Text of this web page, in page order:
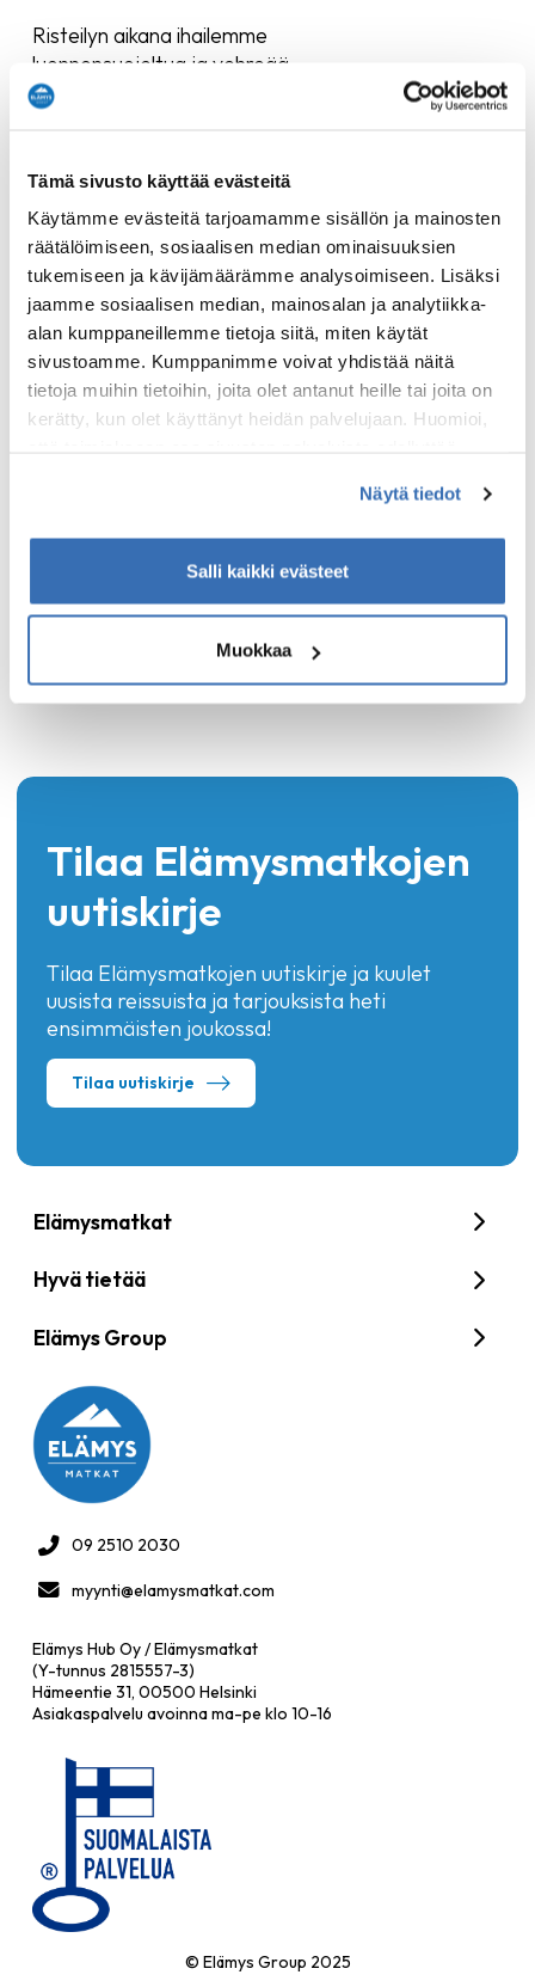
Tämä sivusto käyttää evästeitä
Käytämme evästeitä tarjoamamme sisällön ja mainosten
räätälöimiseen, sosiaalisen median ominaisuuksien
tukemiseen ja kävijämäärämme analysoimiseen. Lisäksi
jaamme sosiaalisen median, mainosalan ja analytiikka-
alan kumppaneillemme tietoja siitä, miten käytät
sivustoamme. Kumppanimme voivat yhdistää näitä
tietoja muihin tietoihin, joita olet antanut heille tai joita on
kerätty, kun olet käyttänyt heidän palvelujaan. Huomioi,
Näytä tiedot
Salli kaikki evästeet
Muokkaa
Risteilyn aikana ihailemme
luonnonsuojeltua ja vehreää
Ruissaloa sekä muita Turun ja
aurinkokannen baarissa
auringonpaisteessa – täydellinen
hetki rentoutumiseen ja
maisemien ihailuun.
Saapuessamme Naantaliin voit
kurkata, liehuuko lippu Presidentin
kesäasunnolla – se kertoo, jos
valtakunnan päämies on paikalla.
Naantali on täydellinen
vanhassakaupungissa.
yksisuuntainen risteily – se on
kesäinen elämys merellä.
Tilaa Elämysmatkojen
uutiskirje
Tilaa Elämysmatkojen uutiskirje ja kuulet
uusista reissuista ja tarjouksista heti
ensimmäisten joukossa!
Tilaa uutiskirje
Elämysmatkat
Hyvä tietää
Elämys Group
09 2510 2030
myynti@elamysmatkat.com
Elämys Hub Oy / Elämysmatkat
(Y-tunnus 2815557-3)
Hämeentie 31, 00500 Helsinki
Asiakaspalvelu avoinna ma-pe klo 10-16
© Elämys Group 2025